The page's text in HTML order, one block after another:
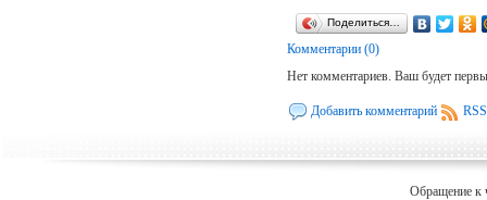
Поделиться…
Комментарии (0)
Нет комментариев. Ваш будет
Добавить комментарий
Обращение к